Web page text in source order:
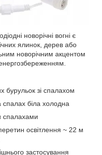
новорічні вогні є
ялинок, дерев або
новорічним акцентом
бурульок зі спалахом
спалах біла холодна
спалахами
освітлення ~ 22 м
застосування